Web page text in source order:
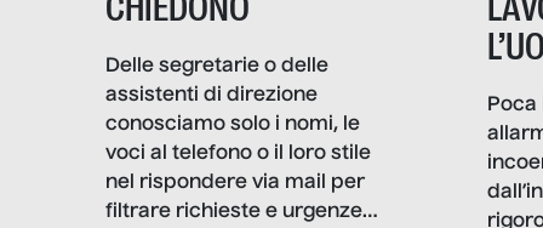
Delle segretarie o delle
assistenti di direzione
conosciamo solo i nomi, le
voci al telefono o il loro stile
nel rispondere via mail per
filtrare richieste e urgenze. I
Poca